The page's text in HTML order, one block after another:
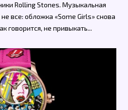
Rolling Stones. Музыкальная
все: обложка «Some Girls» снова
говорится, не привыкать...